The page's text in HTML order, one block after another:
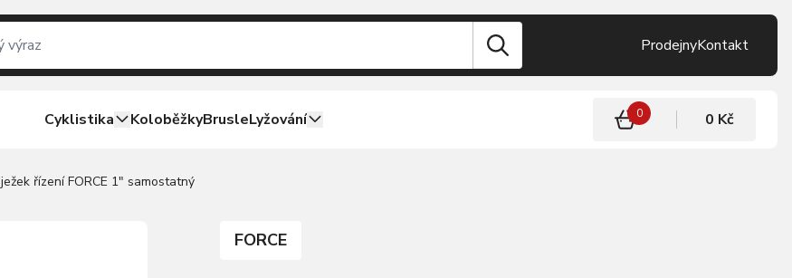
ProdejnyKontakt
Cyklistika KoloběžkyBrusleLyžování 0 0 Kč
ježek řízení FORCE 1" samostatný
FORCE